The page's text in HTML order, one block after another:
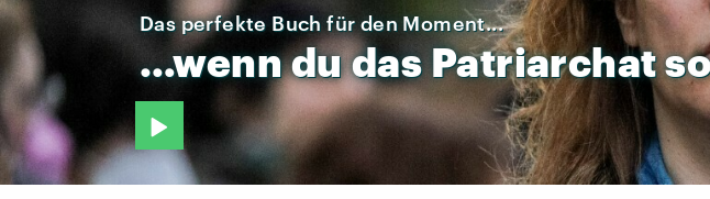
Das perfekte Buch für den Moment...
…wenndu das Patriarchat